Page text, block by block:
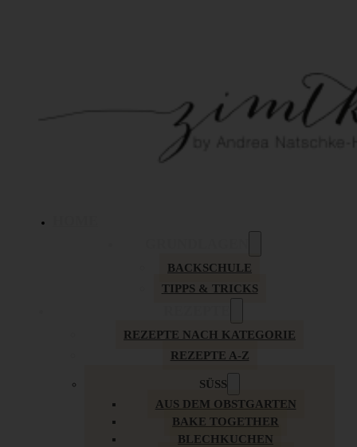
BACKSCHULE
TIPPS & TRICKS
REZEPTE NACH KATEGORIE
REZEPTE A-Z
SÜSS
AUS DEM OBSTGARTEN
BAKE TOGETHER
BLECHKUCHEN